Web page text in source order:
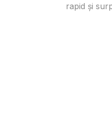
rapid și